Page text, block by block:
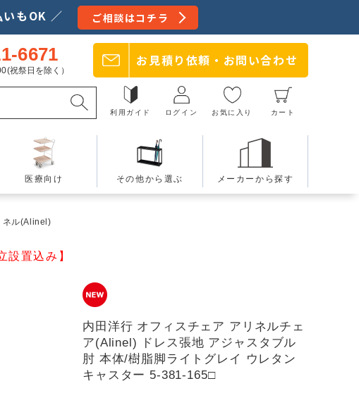
もOK ／ ご相談はコチラ
6671
祝祭日を除く）
お見積り依頼・ お問い合わせ
利用ガイド ログイン お気に入り カート
医療向け その他から選ぶ メーカーから探す
ネル(Alinel)
設置込み】
内田洋行 オフィスチェア アリネルチェ
ア(Alinel) ドレス張地 アジャスタブル
肘 本体/樹脂脚ライトグレイ ウレタン
キャスター 5-381-165□